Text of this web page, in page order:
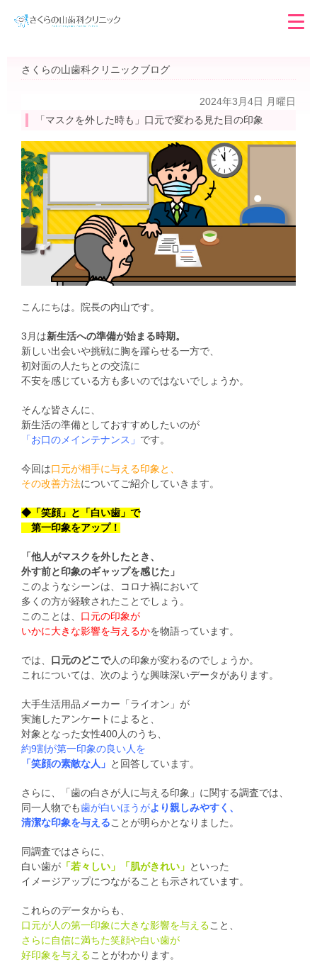
さくらの山歯科クリニックブログ
2024年3月4日 月曜日
「マスクを外した時も」口元で変わる見た目の印象
こんにちは。院長の内山です。
3月は新生活への準備が始まる時期。
新しい出会いや挑戦に胸を躍らせる一方で、
初対面の人たちとの交流に
不安を感じている方も多いのではないでしょうか。
そんな皆さんに、
新生活の準備としておすすめしたいのが
「お口のメインテナンス」 です。
今回は口元が相手に与える印象と、
その改善方法についてご紹介していきます。
◆「笑顔」と「白い歯」で
第一印象をアップ！
「他人がマスクを外したとき、
外す前と印象のギャップを感じた」
このようなシーンは、コロナ禍において
多くの方が経験されたことでしょう。
このことは、 口元の印象が
いかに大きな影響を与えるかを物語っています。
では、 口元のどこで人の印象が変わるのでしょうか。
これについては、次のような興味深いデータがあります。
大手生活用品メーカー「ライオン」が
実施したアンケートによると、
対象となった女性400人のうち、
約9割が第一印象の良い人を
「笑顔の素敵な人」 と回答しています。
さらに、「歯の白さが人に与える印象」に関する調査では、
同一人物でも歯が白いほうがより親しみやすく、
清潔な印象を与える ことが明らかとなりました。
同調査ではさらに、
白い歯が 「若々しい」「肌がきれい」 といった
イメージアップにつながることも示されています。
これらのデータからも、
口元が人の第一印象に大きな影響を与える こと、
さらに自信に満ちた笑顔や白い歯が
好印象を与える ことがわかります。